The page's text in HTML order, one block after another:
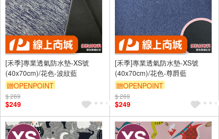
[禾季]專業透氣防水墊-XS號
(40x70cm)/花色-波紋藍
贈OPENPOINT
訂單滿 2000 元折抵 100元
（運費不算在 2000 元的範圍
內）
訂單滿699享9折
$ 269
$249
[禾季]專業透氣防水墊-XS號
(40x70cm)/花色-尊爵藍
贈OPENPOINT
訂單滿 2000 元折抵 100元
（運費不算在 2000 元的範圍
內）
訂單滿699享9折
$ 269
$249